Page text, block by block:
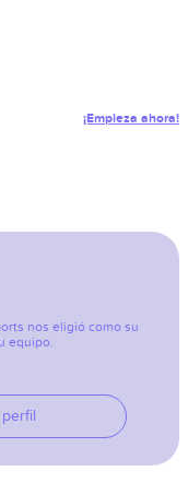
¡Empieza ahora!
nos eligió como su
equipo.